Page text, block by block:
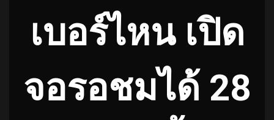
เบอร์ไหน เปิด
จอรอชมได้ 28